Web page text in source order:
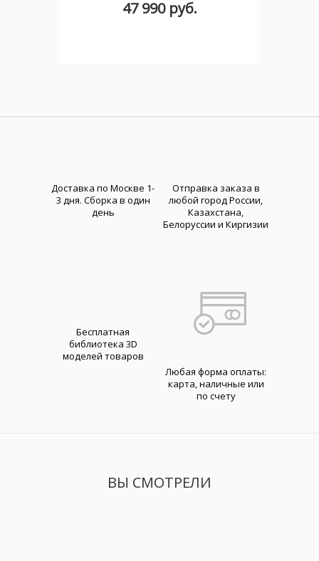
47 990 руб.
Доставка по Москве 1-
3 дня. Cборка в один
день
Отправка заказа в
любой город России,
Казахстана,
Белоруссии и Киргизии
Бесплатная
библиотека 3D
моделей товаров
Любая форма оплаты:
карта, наличные или
по счету
ВЫ СМОТРЕЛИ